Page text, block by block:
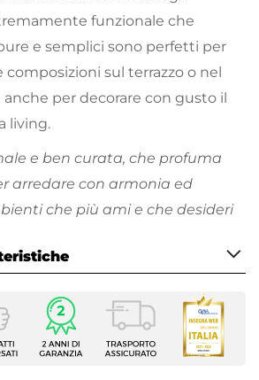
funzionale che
e semplici sono perfetti per
sul terrazzo o nel
per decorare con gusto il
living.
e ben curata, che profuma
arredare con armonia ed
che più ami e che desideri
da giardino disponibili e divertiti
all'aperto di piante e fiori